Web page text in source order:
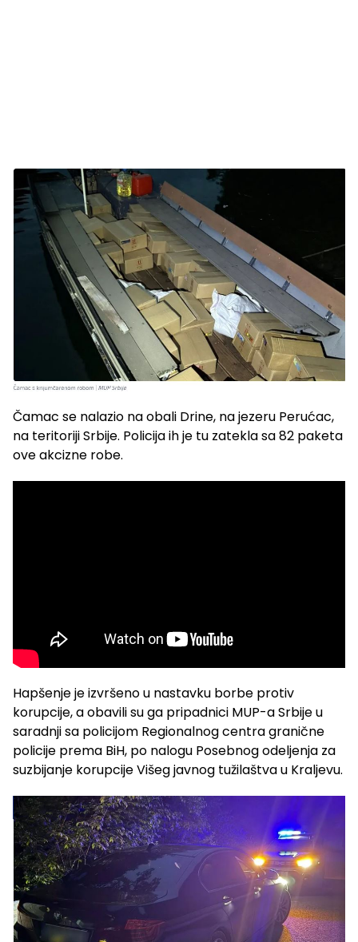
Čamac se nalazio na obali Drine, na jezeru Perućac,
na teritoriji Srbije. Policija ih je tu zatekla sa 82 paketa
ove akcizne robe.
Hapšenje je izvršeno u nastavku borbe protiv
korupcije, a obavili su ga pripadnici MUP-a Srbije u
saradnji sa policijom Regionalnog centra granične
policije prema BiH, po nalogu Posebnog odeljenja za
suzbijanje korupcije Višeg javnog tužilaštva u Kraljevu.